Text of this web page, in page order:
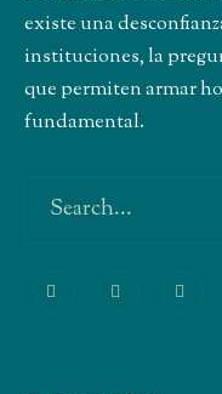
existe una
instituciones, la
que permiten armar
fundamental.
Buscar: